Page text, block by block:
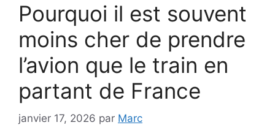
Pourquoi il est souvent
moins cher de prendre
l’avion que le train en
partant de France
janvier 17, 2026 par Marc